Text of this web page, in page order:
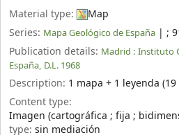
Material type:
Map
Series: Mapa Geológico de España | ;
Publication details: Madrid : Instituto
España, D.L. 1968
Description: 1 mapa + 1 leyenda (19
Content type:
Imagen (cartográfica ; fija ;
type: sin mediación